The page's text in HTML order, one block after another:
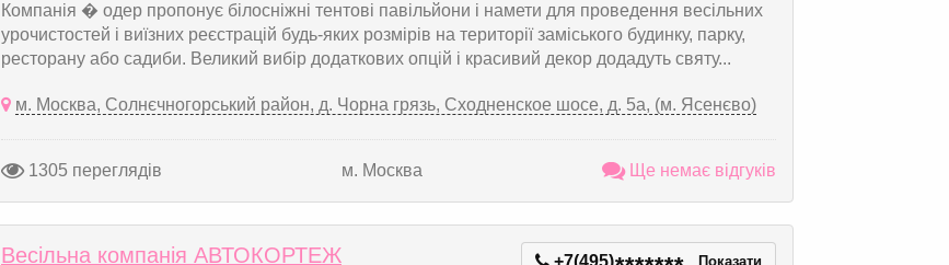
Компанія � одер пропонує білосніжні тентові павільйони і намети для проведення весільних
урочистостей і виїзних реєстрацій будь-яких розмірів на території заміського будинку, парку,
ресторану або садиби. Великий вибір додаткових опцій і красивий декор додадуть святу...
м. Москва, Солнєчногорський район, д. Чорна грязь, Сходненское шосе, д. 5а, (м. Ясенєво)
1305 переглядів м. Москва Ще немає відгуків
Весільна компанія АВТОКОРТЕЖ +7(495) Показати